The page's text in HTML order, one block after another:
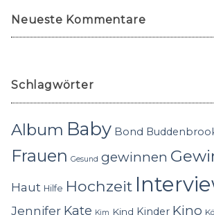
Neueste Kommentare
Schlagwörter
Album Baby Bond
Frauen Gesund gewinnen
Haut Hilfe Hochzeit
Jennifer Kate Kim Kind Kinder Kino